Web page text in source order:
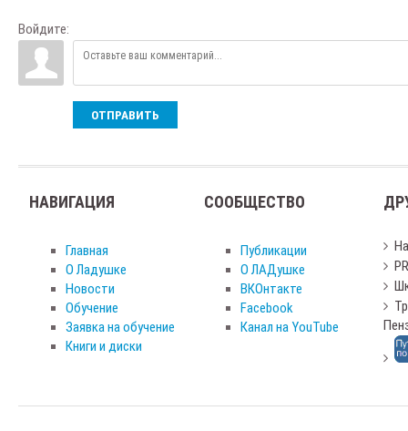
Войдите:
ОТПРАВИТЬ
НАВИГАЦИЯ
Главная
О Ладушке
Новости
Обучение
Заявка на обучение
Книги и диски
СООБЩЕСТВО
Публикации
О ЛАДушке
ВКОнтакте
Facebook
Канал на YouTube